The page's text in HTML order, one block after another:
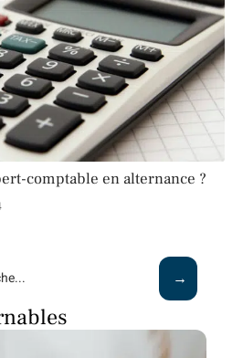
comptable en alternance ?